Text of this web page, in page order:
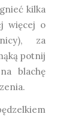
kilka
więcej o
za
potnij
blachę